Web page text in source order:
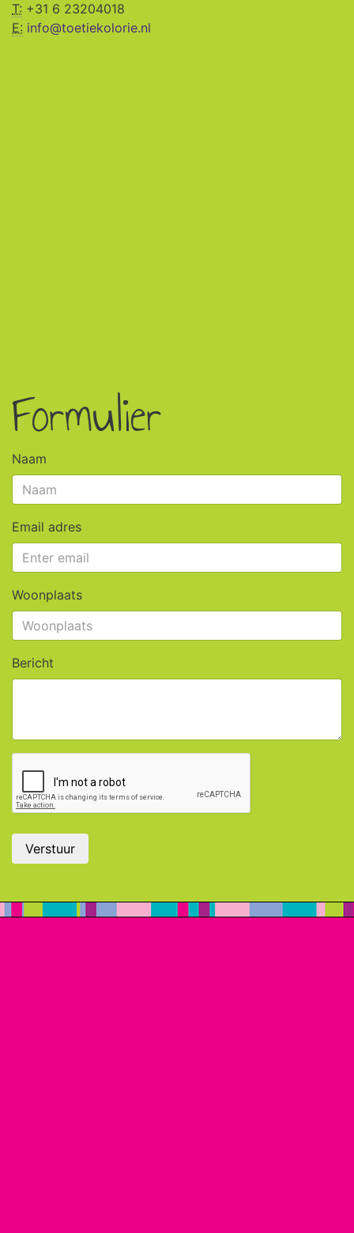
T: +31 6 23204018
E: info@toetiekolorie.nl
Formulier
Naam
Email adres
Woonplaats
Bericht
Verstuur